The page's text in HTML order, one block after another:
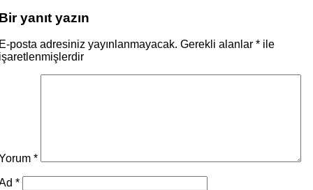
yanıt yazın
posta adresiniz yayınlanmayacak. Gerekli alanlar * ile
*
*